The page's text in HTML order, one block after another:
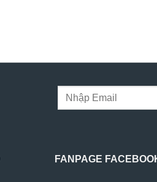
FANPAGE